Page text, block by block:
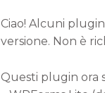
Ciao! Alcuni
versione. Non è
Questi plugin ora